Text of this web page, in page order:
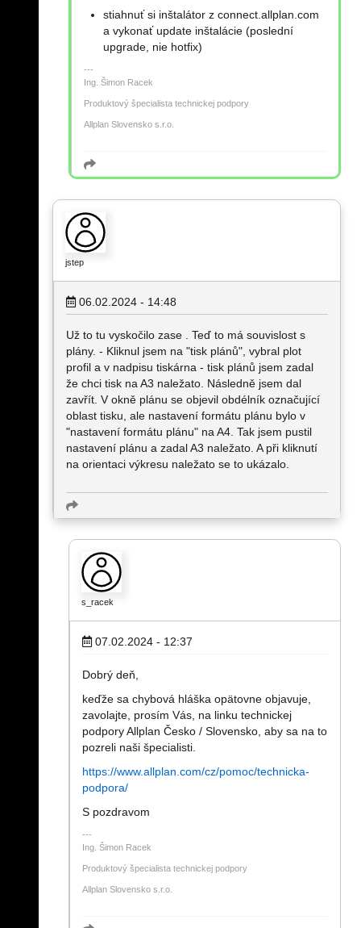
stiahnuť si inštalátor z connect.allplan.com
a vykonať update inštalácie (poslední
upgrade, nie hotfix)
Ing. Šimon Racek
Produktový špecialista technickej podpory
Allplan Slovensko s.r.o.
jstep
06.02.2024 - 14:48
Už to tu vyskočilo zase . Teď to má souvislost s
plány. - Kliknul jsem na "tisk plánů", vybral plot
profil a v nadpisu tiskárna - tisk plánů jsem zadal
že chci tisk na A3 naležato. Následně jsem dal
zavřít. V okně plánu se objevil obdélník označující
oblast tisku, ale nastavení formátu plánu bylo v
"nastavení formátu plánu" na A4. Tak jsem pustil
nastavení plánu a zadal A3 naležato. A při kliknutí
na orientaci výkresu naležato se to ukázalo.
s_racek
07.02.2024 - 12:37
Dobrý deň,
keďže sa chybová hláška opätovne objavuje,
zavolajte, prosím Vás, na linku technickej
podpory Allplan Česko / Slovensko, aby sa na to
pozreli naši špecialisti.
https://www.allplan.com/cz/pomoc/technicka-
podpora/
S pozdravom
Ing. Šimon Racek
Produktový špecialista technickej podpory
Allplan Slovensko s.r.o.